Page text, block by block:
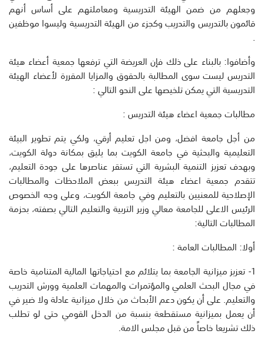
وجعلهم من ضمن الهيئة التدريسية ومعاملتهم على أساس أنهم
قائمون بالتدريس والتدريب وكجزء من الهيئة التدريسية وليسوا موظفين
.
وأضافوا: بالبناء على ذلك فإن العريضة التي ترفعها جمعية أعضاء هيئة
التدريس ليست سوى المطالبة بالحقوق والمزايا المقررة لأعضاء الهيئة
التدريسية التي يمكن تلخيصها على النحو التالي :
مطالبات جمعية اعضاء هيئة التدريس :
من أجل جامعة افضل، ومن اجل تعليم أرقي، ولكي يتم تطوير البيئة
التعليمية والبحثية في جامعة الكويت بما يليق بمكانة دولة الكويت،
وبهدف تعزيز التنمية البشرية التي تستقر عناصرها على جودة التعليم،
تتقدم جمعية اعضاء هيئة التدريس ببعض الملاحظات والمطالبات
الإصلاحية للمعنيين بالتعليم وفي جامعة الكويت، وعلى وجه الخصوص
الرئيس الاعلى للجامعة معالي وزير التربية والتعليم التالي بصفته، بحزمة
المطالبات التالية:
أولا: المطالبات العامة :
1- تعزيز ميزانية الجامعة بما يتلائم مع احتياجاتها المالية المتنامية خاصة
في مجال البحث العلمي والمؤتمرات والمهمات العلمية وورش التدريب
والتعليم. على أن يكون دعم الأبحاث من خلال ميزانية عادلة ولا ضير في
أن يعمل بميزانية مستقطعة بنسبة من الدخل القومي حتى لو تطلب
ذلك تشريعا خاصاً من قبل مجلس الامة.